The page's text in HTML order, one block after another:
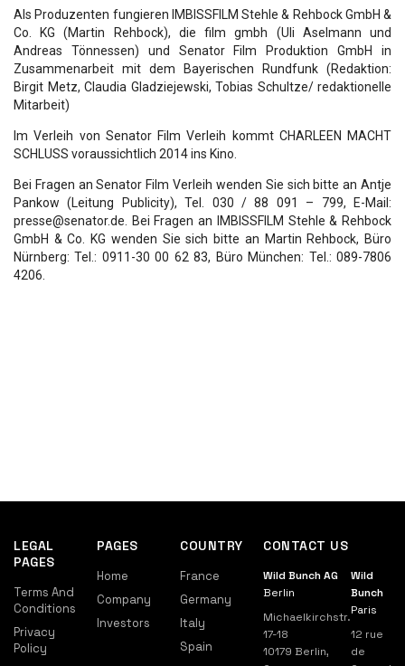
Als Produzenten fungieren IMBISSFILM Stehle & Rehbock GmbH &
Co. KG (Martin Rehbock), die film gmbh (Uli Aselmann und
Andreas Tönnessen) und Senator Film Produktion GmbH in
Zusammenarbeit mit dem Bayerischen Rundfunk (Redaktion:
Birgit Metz, Claudia Gladziejewski, Tobias Schultze/ redaktionelle
Mitarbeit)
Im Verleih von Senator Film Verleih kommt CHARLEEN MACHT
SCHLUSS voraussichtlich 2014 ins Kino.
Bei Fragen an Senator Film Verleih wenden Sie sich bitte an Antje
Pankow (Leitung Publicity), Tel. 030 / 88 091 – 799, E-Mail:
presse@senator.de. Bei Fragen an IMBISSFILM Stehle & Rehbock
GmbH & Co. KG wenden Sie sich bitte an Martin Rehbock, Büro
Nürnberg: Tel.: 0911-30 00 62 83, Büro München: Tel.: 089-7806
4206.
LEGAL
PAGES
Terms And
Conditions
Privacy
Policy
PAGES
Home
Company
Investors
COUNTRY
France
Germany
Italy
Spain
CONTACT US
Wild Bunch AG
Berlin
Michaelkirchstr.
17-18
10179 Berlin,
Wild
Bunch
Paris
12 rue
de